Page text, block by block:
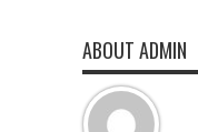
ABOUT ADMIN